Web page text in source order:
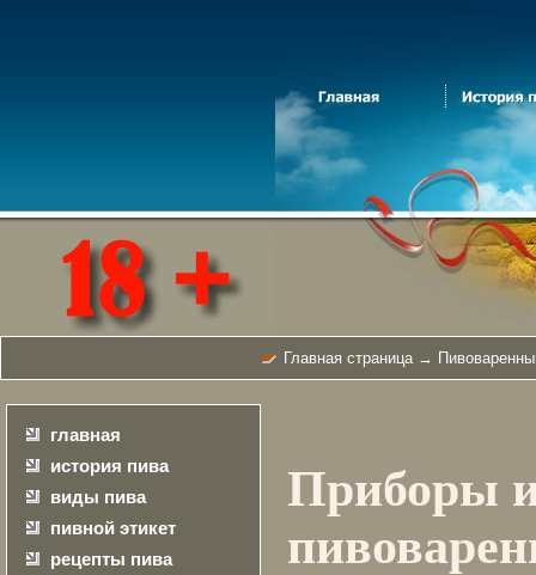
Главная страница→
главная
история пива
виды пива
пивной этикет
рецепты пива
Приборы